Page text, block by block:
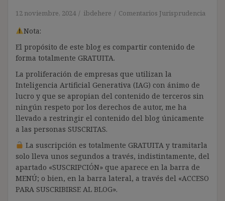
12 noviembre, 2024 ibdehere Comentarios Jurisprudencia
Nota:
El propósito de este blog es compartir contenido de
forma totalmente GRATUITA.
La proliferación de empresas que utilizan la
Inteligencia Artificial Generativa (IAG) con ánimo de
lucro y que se apropian del contenido de terceros sin
ningún respeto por los derechos de autor, me ha
llevado a restringir el contenido del blog únicamente
a las personas SUSCRITAS.
La suscripción es totalmente GRATUITA y tramitarla
solo lleva unos segundos a través, indistintamente, del
apartado «SUSCRIPCIÓN» que aparece en la barra de
MENÚ; o bien, en la barra lateral, a través del «ACCESO
PARA SUSCRIBIRSE AL BLOG».